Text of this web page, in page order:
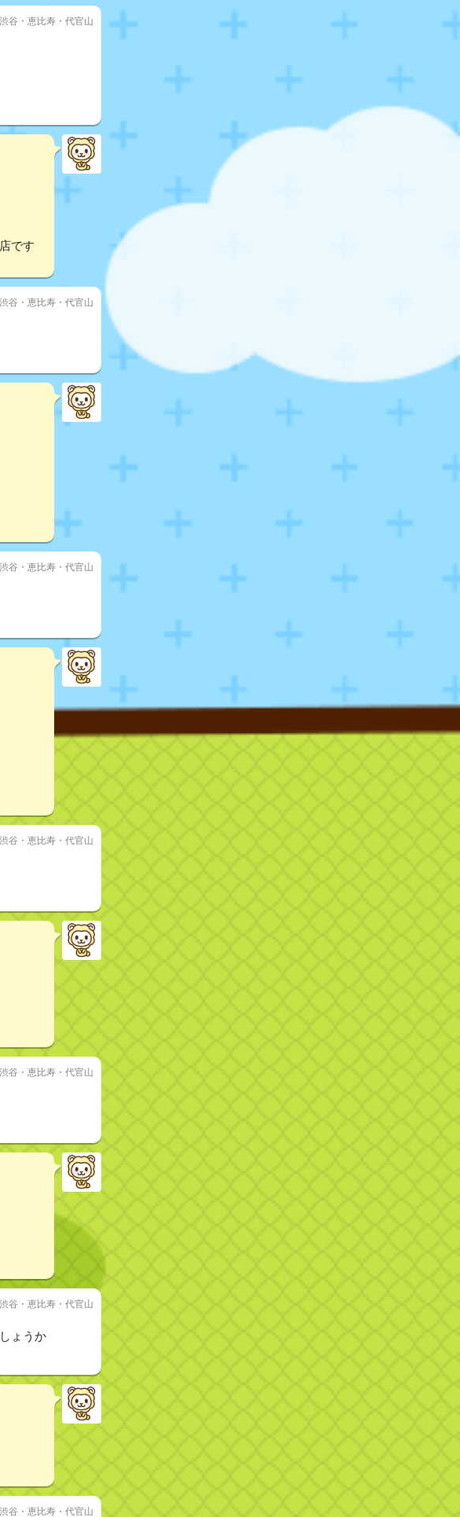
渋谷・恵比寿・代官山
です
渋谷・恵比寿・代官山
渋谷・恵比寿・代官山
渋谷・恵比寿・代官山
渋谷・恵比寿・代官山
渋谷・恵比寿・代官山
ょうか
渋谷・恵比寿・代官山